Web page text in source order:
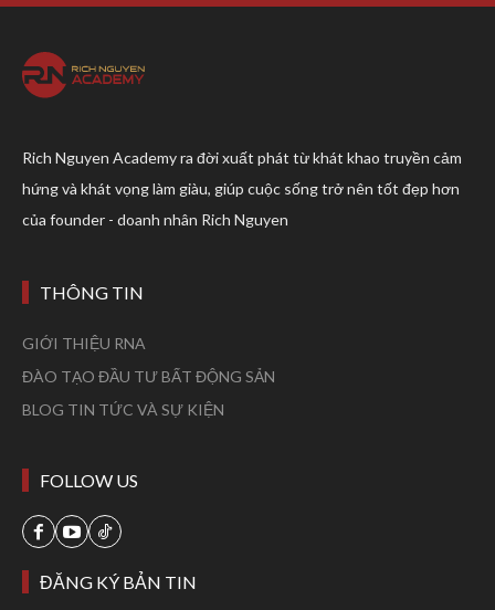
Rich Nguyen Academy ra đời xuất phát từ khát khao truyền cảm
hứng và khát vọng làm giàu, giúp cuộc sống trở nên tốt đẹp hơn
của founder - doanh nhân Rich Nguyen
THÔNG TIN
GIỚI THIỆU RNA
ĐÀO TẠO ĐẦU TƯ BẤT ĐỘNG SẢN
BLOG TIN TỨC VÀ SỰ KIỆN
FOLLOW US
ĐĂNG KÝ BẢN TIN